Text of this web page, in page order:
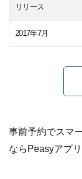
リリース
2017年7月
事前予約でスマ
ならPeasyアプ